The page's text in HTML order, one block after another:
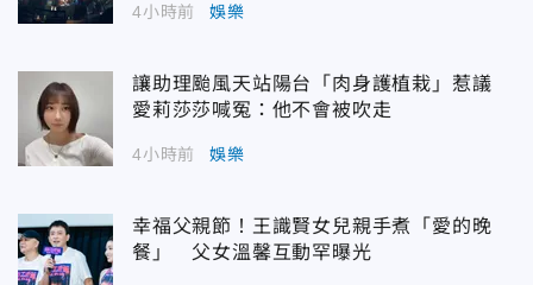
4小時前 娛樂
讓助理颱風天站陽台「肉身護植栽」惹議
愛莉莎莎喊冤：他不會被吹走
4小時前 娛樂
幸福父親節！王識賢女兒親手煮「愛的晚
餐」 父女溫馨互動罕曝光